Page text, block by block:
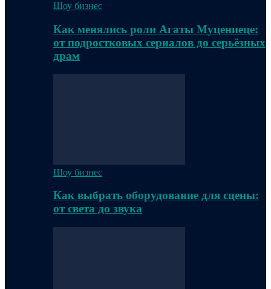
Шоу бизнес
Как менялись роли Агаты Муцениеце:
от подростковых сериалов до серьёзных
драм
Шоу бизнес
Как выбрать оборудование для сцены:
от света до звука